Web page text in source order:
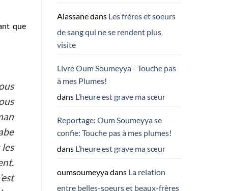
que
Alassanedans Les frères et soeurs
de sang qui ne se rendent plus
visite
Livre Oum Soumeyya - Touche pas
à mes Plumes!
dans L’heure est grave ma sœur
Reportage: Oum Soumeyya se
confie: Touche pas à mes plumes!
dans L’heure est grave ma sœur
oumsoumeyyadans La relation
entre belles-soeurs et beaux-frères